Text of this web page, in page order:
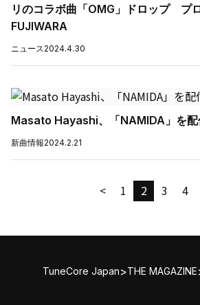
リのコラボ曲「OMG」ドロップ プ
FUJIWARA
ニュース 2024.4.30
Masato Hayashi、「NAMIDA」を配
新曲情報2024.2.21
< 1 2 3 4
TuneCore Japan>THE MAGAZINE